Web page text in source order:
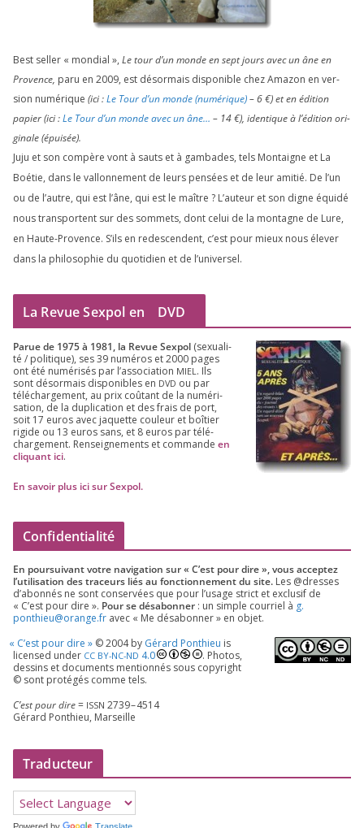
Best sel­ler « mon­dial », Le tour d’un monde en sept jours avec un âne en
Provence, paru en 2009, est désor­mais dis­po­nible chez Amazon en ver­
sion numé­rique (ici :Le Tour d’un monde (numé­rique)–6€) et en édi­tion
papier (ici :Le Tour d’un monde avec un âne… – 14€), iden­tique à l’é­di­tion ori­
gi­nale (épui­sée).
Juju et son com­père vont à sauts et à gam­bades, tels Montaigne et La
Boétie, dans le val­lon­ne­ment de leurs pen­sées et de leur ami­tié. De l’un
ou de l’autre, qui est l’âne, qui est le maître ? L’auteur et son digne équi­dé
nous trans­portent sur des som­mets, dont celui de la mon­tagne de Lure,
en Haute-Provence. S’ils en redes­cendent, c’est pour mieux nous éle­ver
dans la phi­lo­so­phie du quo­ti­dien et de l’universel.
La Revue Sexpol en DVD
Parue de 1975à 1981, la Revue Sex­pol (sexua­li­
té /​ poli­tique), ses39 numé­ros et2000 pages
ont été numé­ri­sés par l’as­so­cia­tion MIEL . Ils
sont désor­mais dis­po­nibles en DVD ou par
télé­char­ge­ment, au prix coû­tant de la numé­ri­
sa­tion, de la dupli­ca­tion et des frais de port,
soit 17 euros avec jaquette cou­leur et boî­tier
rigide ou 13 euros sans, et 8 euros par télé­
char­ge­ment. Ren­sei­gne­ments et com­mande en
cli­quant ici.
En savoir plus ici sur Sexpol.
Confidentialité
En pour­sui­vant votre navi­ga­tion sur « C’est pour dire », vous accep­tez
l’utilisation des tra­ceurs liés au fonc­tion­ne­ment du site. Les @dresses
d’a­bon­nés ne sont conser­vées que pour l’u­sage strict et exclu­sif de
« C’est pour dire ». Pour se désa­bon­ner : un simple cour­riel à g.​
ponthieu@​orange.​fr avec « Me désa­bon­ner » en objet.
« C’est pour dire » ©2004by Gérard Ponthieu is
licen­sed under CC BY-NC-ND 4.0
. Photos,
des­sins et docu­ments men­tion­nés sous copy­right
© sont pro­té­gés comme tels.
C’est pour dire= ISSN 2739–4514
Gérard Ponthieu, Marseille
Traducteur
Powered by Translate